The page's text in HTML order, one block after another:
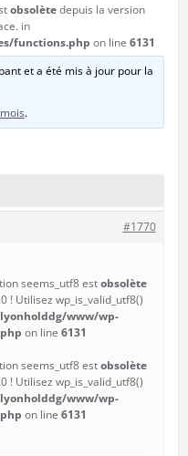
obsolètedepuis la version
in
functions.php on line 6131
et a été mis à jour pour la
.
#1770
seems_utf8 estobsolète
! Utilisez wp_is_valid_utf8()
www/wp-
on line 6131
seems_utf8 estobsolète
! Utilisez wp_is_valid_utf8()
www/wp-
on line 6131